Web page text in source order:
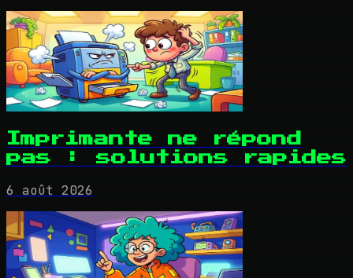
Imprimante ne répond
pas : solutions rapides
6 août 2026